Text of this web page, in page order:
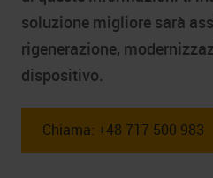
soluzione migliore sarà
rigenerazione,
dispositivo.
Chiama: +48 717 500 983